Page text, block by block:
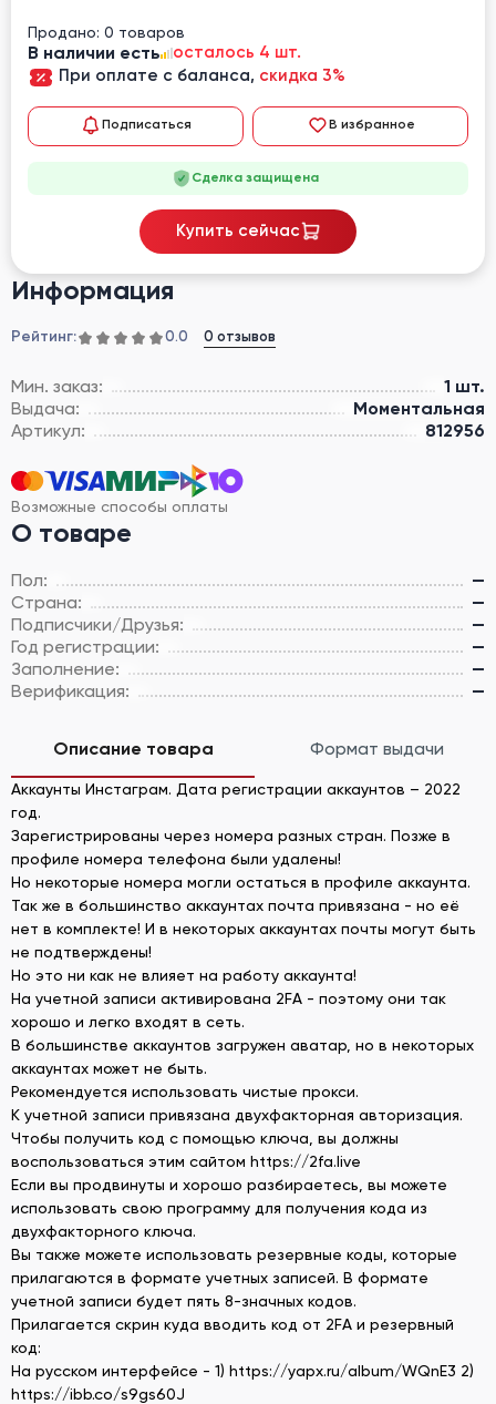
Информация
Рейтинг: 0.0 0 отзывов
Мин. заказ:
1 шт.
Выдача:
Моментальная
Артикул:
812956
Возможные способы оплаты
О товаре
Пол:
—
Страна:
—
Подписчики/Друзья:
—
Год регистрации:
—
Заполнение:
—
Верификация:
—
Продано: 0 товаров
В наличии есть
осталось 4 шт.
При оплате с баланса, скидка 3%
Подписаться В избранное
Сделка защищена
Купить сейчас
Описание товара Формат выдачи
Аккаунты Инстаграм. Дата регистрации аккаунтов – 2022
год.
Зарегистрированы через номера разных стран. Позже в
профиле номера телефона были удалены!
Но некоторые номера могли остаться в профиле аккаунта.
Так же в большинство аккаунтах почта привязана - но её
нет в комплекте! И в некоторых аккаунтах почты могут быть
не подтверждены!
Но это ни как не влияет на работу аккаунта!
На учетной записи активирована 2FA - поэтому они так
хорошо и легко входят в сеть.
В большинстве аккаунтов загружен аватар, но в некоторых
аккаунтах может не быть.
Рекомендуется использовать чистые прокси.
К учетной записи привязана двухфакторная авторизация.
Чтобы получить код с помощью ключа, вы должны
воспользоваться этим сайтом https://2fa.live
Если вы продвинуты и хорошо разбираетесь, вы можете
использовать свою программу для получения кода из
двухфакторного ключа.
Вы также можете использовать резервные коды, которые
прилагаются в формате учетных записей. В формате
учетной записи будет пять 8-значных кодов.
Прилагается скрин куда вводить код от 2FA и резервный
код:
На русском интерфейсе - 1) https://yapx.ru/album/WQnE3 2)
https://ibb.co/s9gs60J